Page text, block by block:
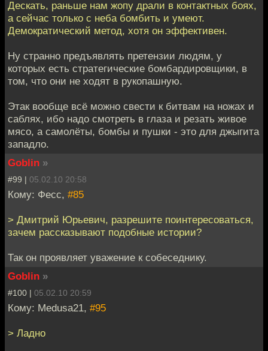
Дескать, раньше нам жопу драли в контактных боях,
а сейчас только с неба бомбить и умеют.
Демократический метод, хотя он эффективен.
Ну странно предъявлять претензии людям, у
которых есть стратегические бомбардировщики, в
том, что они не ходят в рукопашную.
Этак вообще всё можно свести к битвам на ножах и
саблях, ибо надо смотреть в глаза и резать живое
мясо, а самолёты, бомбы и пушки - это для джыгита
западло.
Goblin »
#99 | 05.02.10 20:58
Кому: Фесс, #85
> Дмитрий Юрьевич, разрешите поинтересоваться,
зачем рассказывают подобные истории?
Так он проявляет уважение к собеседнику.
Goblin »
#100 | 05.02.10 20:59
Кому: Medusa21, #95
> Ладно